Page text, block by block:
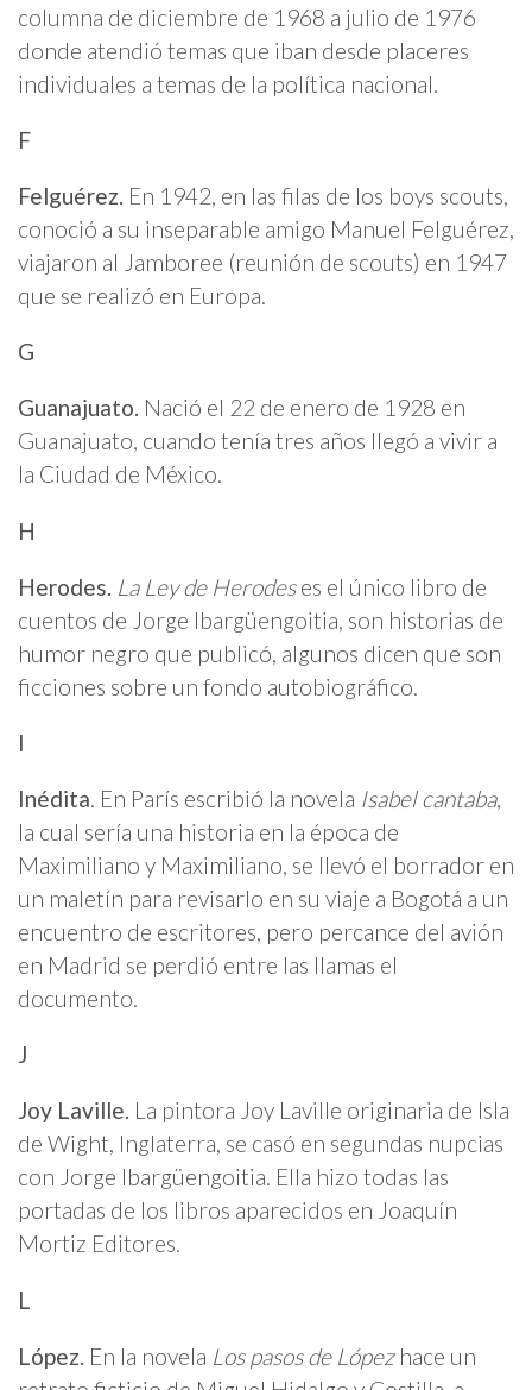
columna de diciembre de 1968 a julio de 1976
donde atendió temas que iban desde placeres
individuales a temas de la política nacional.
F
Felguérez. En 1942, en las filas de los boys scouts,
conoció a su inseparable amigo Manuel Felguérez,
viajaron al Jamboree (reunión de scouts) en 1947
que se realizó en Europa.
G
Guanajuato. Nació el 22 de enero de 1928 en
Guanajuato, cuando tenía tres años llegó a vivir a
la Ciudad de México.
H
Herodes. La Ley de Herodeses el único libro de
cuentos de Jorge Ibargüengoitia, son historias de
humor negro que publicó, algunos dicen que son
ficciones sobre un fondo autobiográfico.
I
Inédita. En París escribió la novela Isabel cantaba,
la cual sería una historia en la época de
Maximiliano y Maximiliano, se llevó el borrador en
un maletín para revisarlo en su viaje a Bogotá a un
encuentro de escritores, pero percance del avión
en Madrid se perdió entre las llamas el
documento.
J
Joy Laville. La pintora Joy Laville originaria de Isla
de Wight, Inglaterra, se casó en segundas nupcias
con Jorge Ibargüengoitia. Ella hizo todas las
portadas de los libros aparecidos en Joaquín
Mortiz Editores.
L
López. En la novela Los pasos de Lópezhace un